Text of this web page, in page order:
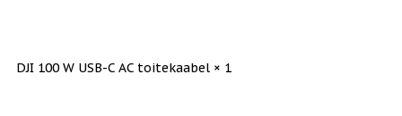
DJI 100 W USB-C AC toitekaabel × 1